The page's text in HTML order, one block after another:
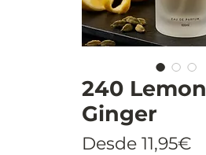
240 Lemon
Ginger
Desde 11,95€